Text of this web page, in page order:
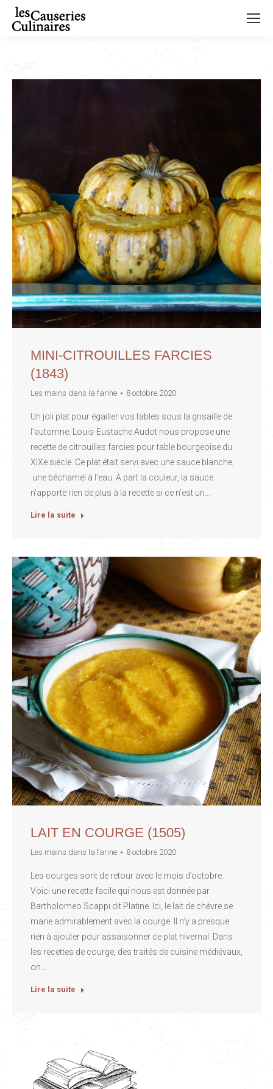
MINI-CITROUILLES FARCIES
(1843)
Les mains dans la farine 8 octobre 2020
Un joli plat pour égailler vos tables sous la grisaille de
l’automne. Louis-Eustache Audot nous propose une
recette de citrouilles farcies pour table bourgeoise du
XIXe siècle. Ce plat était servi avec une sauce blanche,
une béchamel à l’eau. À part la couleur, la sauce
n’apporte rien de plus à la recette si ce n’est un…
Lire la suite
LAIT EN COURGE (1505)
Les mains dans la farine 8 octobre 2020
Les courges sont de retour avec le mois d’octobre.
Voici une recette facile qui nous est donnée par
Bartholomeo Scappi dit Platine. Ici, le lait de chèvre se
marie admirablement avec la courge. Il n’y a presque
rien à ajouter pour assaisonner ce plat hivernal. Dans
les recettes de courge, des traités de cuisine médiévaux,
on…
Lire la suite